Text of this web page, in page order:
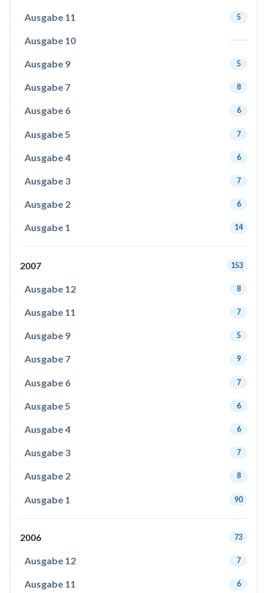
Ausgabe 11 5
Ausgabe 10
Ausgabe 9 5
Ausgabe 7 8
Ausgabe 6 6
Ausgabe 5 7
Ausgabe 4 6
Ausgabe 3 7
Ausgabe 2 6
Ausgabe 1 14
2007 153
Ausgabe 12 8
Ausgabe 11 7
Ausgabe 9 5
Ausgabe 7 9
Ausgabe 6 7
Ausgabe 5 6
Ausgabe 4 6
Ausgabe 3 7
Ausgabe 2 8
Ausgabe 1 90
2006 73
Ausgabe 12 7
Ausgabe 11 6